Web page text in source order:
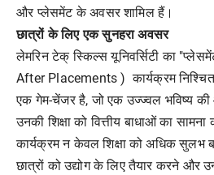
और प्लेसमेंट के अवसर शामिल हैं।
छात्रों के लिए एक सुनहरा अवसर
लेमरिन टेक् स्किल्स यूनिवर्सिटी का
After Placements ) कार्यक्रम
एक गेम-चेंजर है, जो एक उज्ज्वल भविष्य
उनकी शिक्षा को वित्तीय बाधाओं का
कार्यक्रम न केवल शिक्षा को अधिक सुलभ
छात्रों को उद्योग के लिए तैयार करने और